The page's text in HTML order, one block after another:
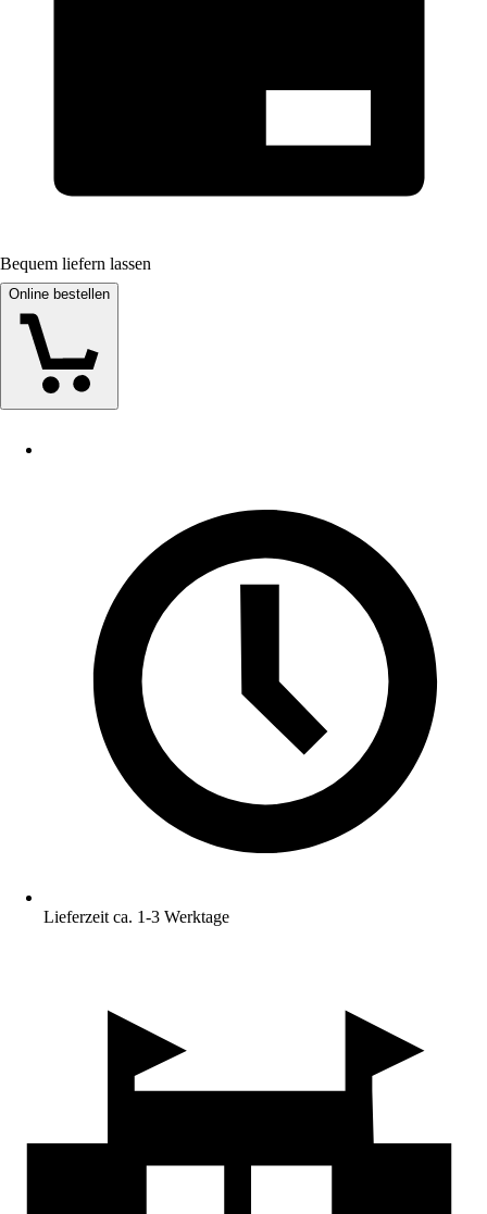
Bequem liefern lassen
Online bestellen
Lieferzeit ca. 1-3 Werktage